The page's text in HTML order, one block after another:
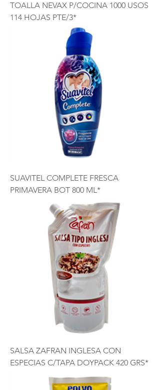
TOALLA NEVAX P/COCINA 1000 USOS
114 HOJAS PTE/3*
SUAVITEL COMPLETE FRESCA
PRIMAVERA BOT 800 ML*
SALSA ZAFRAN INGLESA CON
ESPECIAS C/TAPA DOYPACK 420 GRS*